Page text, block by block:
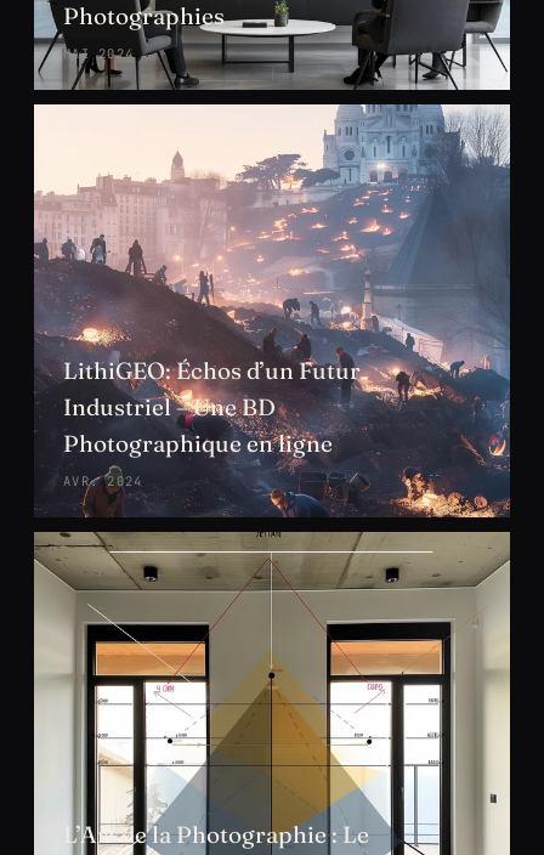
Photographies
MAI 2024
LithiGEO: Échos d’un Futur
Industriel – Une BD
Photographique en ligne
AVR. 2024
L’Art de la Photographie : Le